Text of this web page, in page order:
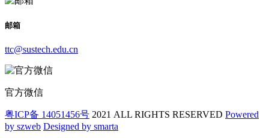
邮箱
ttc@sustech.edu.cn
官方微信
粤ICP备 14051456号 2021 ALL RIGHTS RESERVED Powered
by szweb Designed by smarta